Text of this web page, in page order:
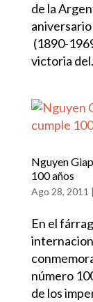
de la
(1890-
victoria
Nguyen
100 años
Ago 28, 2011 |
En el
número
de los